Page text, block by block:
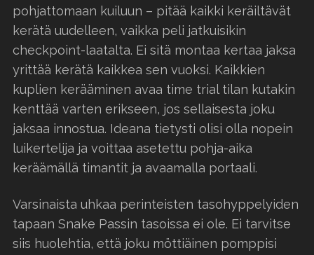
pohjattomaan kuiluun – pitää kaikki keräiltävät
kerätä uudelleen, vaikka peli jatkuisikin
checkpoint-laatalta. Ei sitä montaa kertaa jaksa
yrittää kerätä kaikkea sen vuoksi. Kaikkien
kuplien kerääminen avaa time trial tilan kutakin
kenttää varten erikseen, jos sellaisesta joku
jaksaa innostua. Ideana tietysti olisi olla nopein
luikertelija ja voittaa asetettu pohja-aika
keräämällä timantit ja avaamalla portaali.
Varsinaista uhkaa perinteisten tasohyppelyiden
tapaan Snake Passin tasoissa ei ole. Ei tarvitse
siis huolehtia, että joku möttiäinen pomppisi